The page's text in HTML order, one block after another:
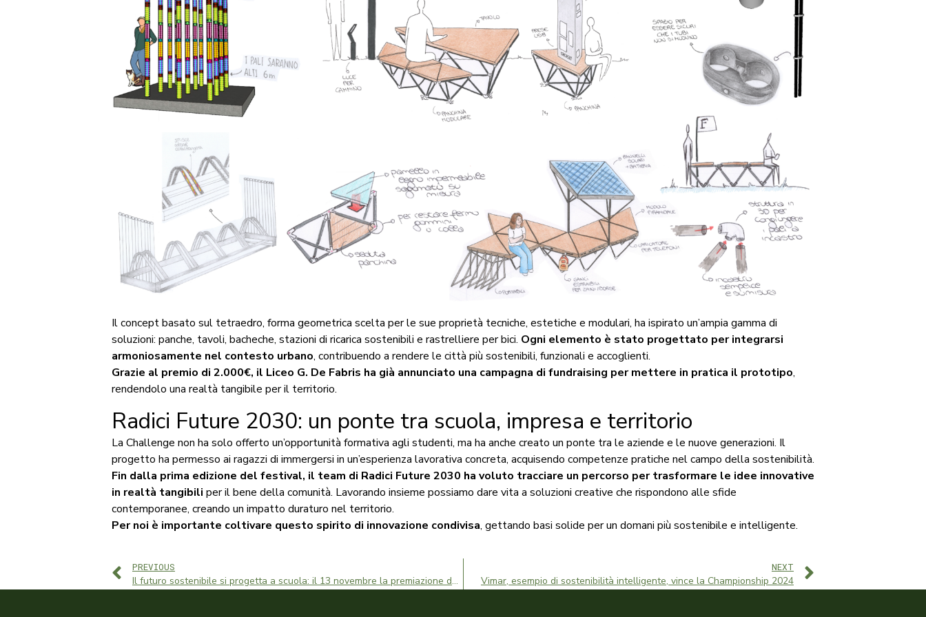
Il concept basato sul tetraedro, forma geometrica scelta per le sue proprietà tecniche, estetiche e modulari, ha ispirato un’ampia gamma di
soluzioni: panche, tavoli, bacheche, stazioni di ricarica sostenibili e rastrelliere per bici. Ogni elemento è stato progettato per integrarsi
armoniosamente nel contesto urbano, contribuendo a rendere le città più sostenibili, funzionali e accoglienti.
Grazie al premio di 2.000€, il Liceo G. De Fabris ha già annunciato una campagna di fundraising per mettere in pratica il prototipo,
rendendolo una realtà tangibile per il territorio.
Radici Future 2030: un ponte tra scuola, impresa e territorio
La Challenge non ha solo offerto un’opportunità formativa agli studenti, ma ha anche creato un ponte tra le aziende e le nuove generazioni. Il
progetto ha permesso ai ragazzi di immergersi in un’esperienza lavorativa concreta, acquisendo competenze pratiche nel campo della sostenibilità.
Fin dalla prima edizione del festival, il team di Radici Future 2030 ha voluto tracciare un percorso per trasformare le idee innovative
in realtà tangibili per il bene della comunità. Lavorando insieme possiamo dare vita a soluzioni creative che rispondono alle sfide
contemporanee, creando un impatto duraturo nel territorio.
Per noi è importante coltivare questo spirito di innovazione condivisa, gettando basi solide per un domani più sostenibile e intelligente.
PREVIOUS
Il futuro sostenibile si progetta a scuola: il 13 novembre la premiazione della Challenge
NEXT
Vimar, esempio di sostenibilità intelligente, vince la Championship 2024